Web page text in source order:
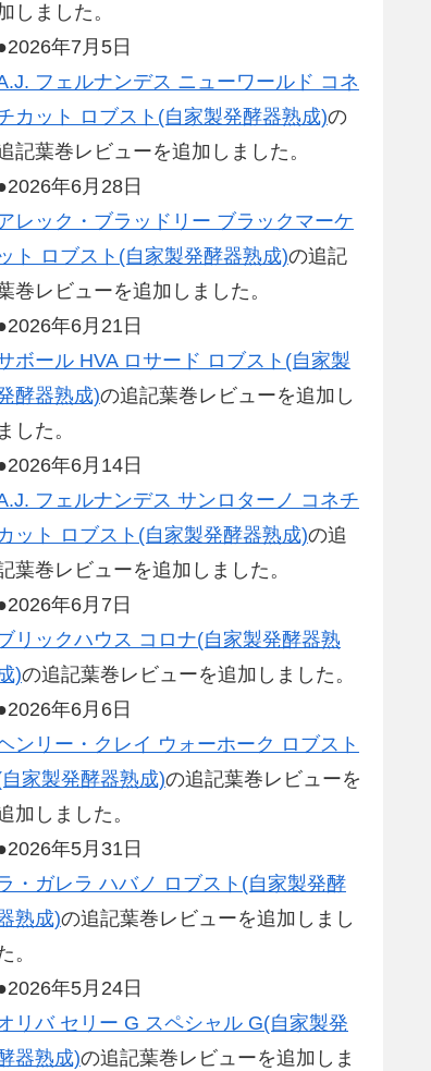
しました。
年7月5日
フェルナンデス ニューワールド コネ
カット ロブスト(自家製発酵器熟成)の
記葉巻レビューを追加しました。
年6月28日
レック・ブラッドリー ブラックマーケ
ット ロブスト(自家製発酵器熟成)の追記
巻レビューを追加しました。
年6月21日
ボール HVA ロサード ロブスト(自家製
酵器熟成)の追記葉巻レビューを追加し
ました。
年6月14日
フェルナンデス サンロターノ コネチ
ット ロブスト(自家製発酵器熟成)の追
葉巻レビューを追加しました。
年6月7日
リックハウス コロナ(自家製発酵器熟
)の追記葉巻レビューを追加しました。
年6月6日
ンリー・クレイ ウォーホーク ロブスト
家製発酵器熟成)の追記葉巻レビューを
加しました。
年5月31日
・ガレラ ハバノ ロブスト(自家製発酵
熟成)の追記葉巻レビューを追加しまし
。
年5月24日
リバ セリー G スペシャル G(自家製発
器熟成)の追記葉巻レビューを追加しま